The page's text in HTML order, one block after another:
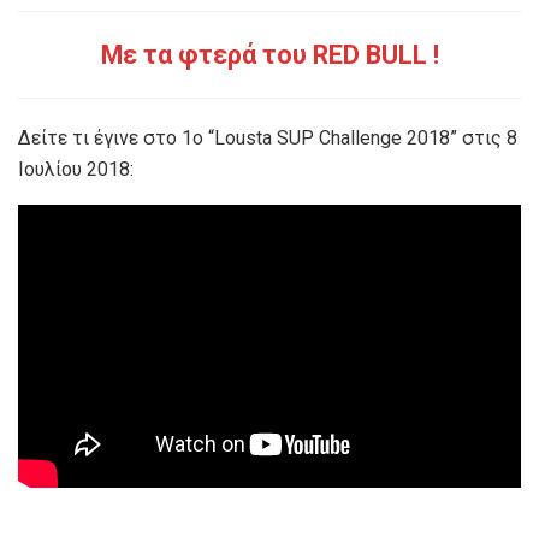
Με τα φτερά του RED BULL !
Δείτε τι έγινε στο 1ο “Lousta SUP Challenge 2018” στις 8
Ιουλίου 2018: